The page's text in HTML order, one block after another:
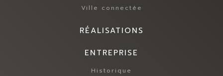
Ville connectée
RÉALISATIONS
ENTREPRISE
Historique